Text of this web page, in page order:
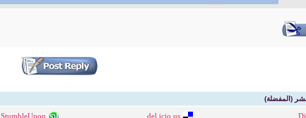
(المفضلة)
del.icio.us
StumbleUpon